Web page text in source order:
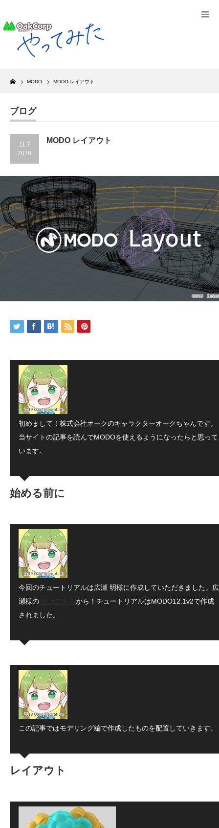
Home
MODO MODO レイアウト
ブログ
11.7
2018
MODO レイアウト
初めまして！株式会社オークのキャラクターオークちゃんです。
当サイトの記事を読んでMODOを使えるようになったらと思って
います。
始める前に
今回のチュートリアルは広瀬 明様に作成していただきました。広
瀬様の
から！チュートリアルはMODO12.1v2で作成
されました。
この記事ではモデリング編で作成したものを配置していきます。
レイアウト